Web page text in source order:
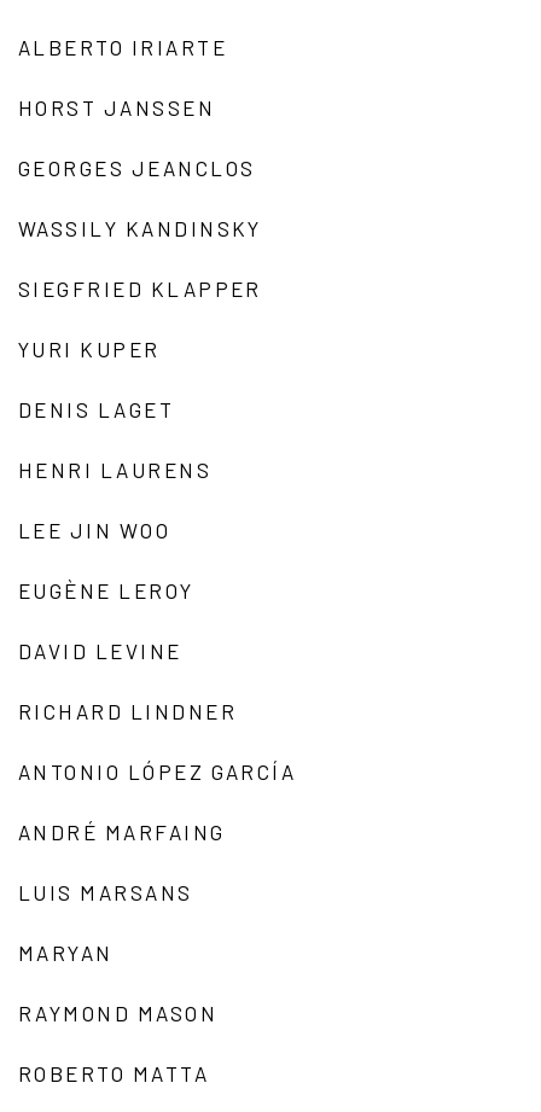
ALBERTO IRIARTE
HORST JANSSEN
GEORGES JEANCLOS
WASSILY KANDINSKY
SIEGFRIED KLAPPER
YURI KUPER
DENIS LAGET
HENRI LAURENS
LEE JIN WOO
EUGÈNE LEROY
DAVID LEVINE
RICHARD LINDNER
ANTONIO LÓPEZ GARCÍA
ANDRÉ MARFAING
LUIS MARSANS
MARYAN
RAYMOND MASON
ROBERTO MATTA